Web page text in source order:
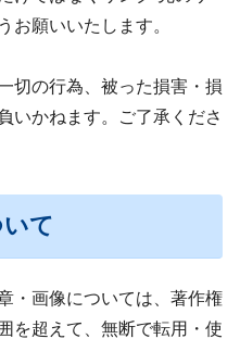
お願いいたします。
切の行為、被った損害・損
いかねます。ご了承くださ
て
・画像については、著作権
を超えて、無断で転用・使